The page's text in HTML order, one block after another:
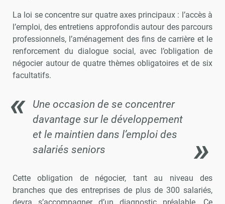
La loi se concentre sur quatre axes principaux : l’accès à
l’emploi, des entretiens approfondis autour des parcours
professionnels, l’aménagement des fins de carrière et le
renforcement du dialogue social, avec l’obligation de
négocier autour de quatre thèmes obligatoires et de six
facultatifs.
Une occasion de se concentrer
davantage sur le développement
et le maintien dans l’emploi des
salariés seniors
Cette obligation de négocier, tant au niveau des
branches que des entreprises de plus de 300 salariés,